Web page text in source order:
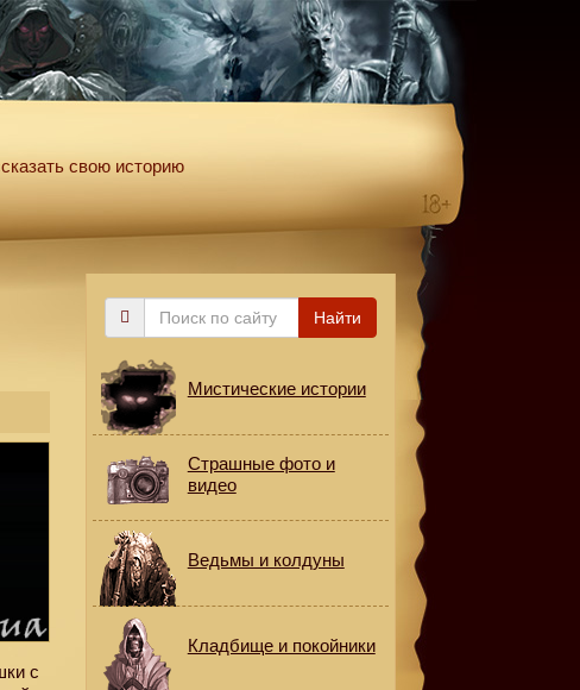
свою историю
с
Поиск
Найти
Мистические истории
Страшные фото и
видео
Ведьмы и колдуны
Кладбище и покойники